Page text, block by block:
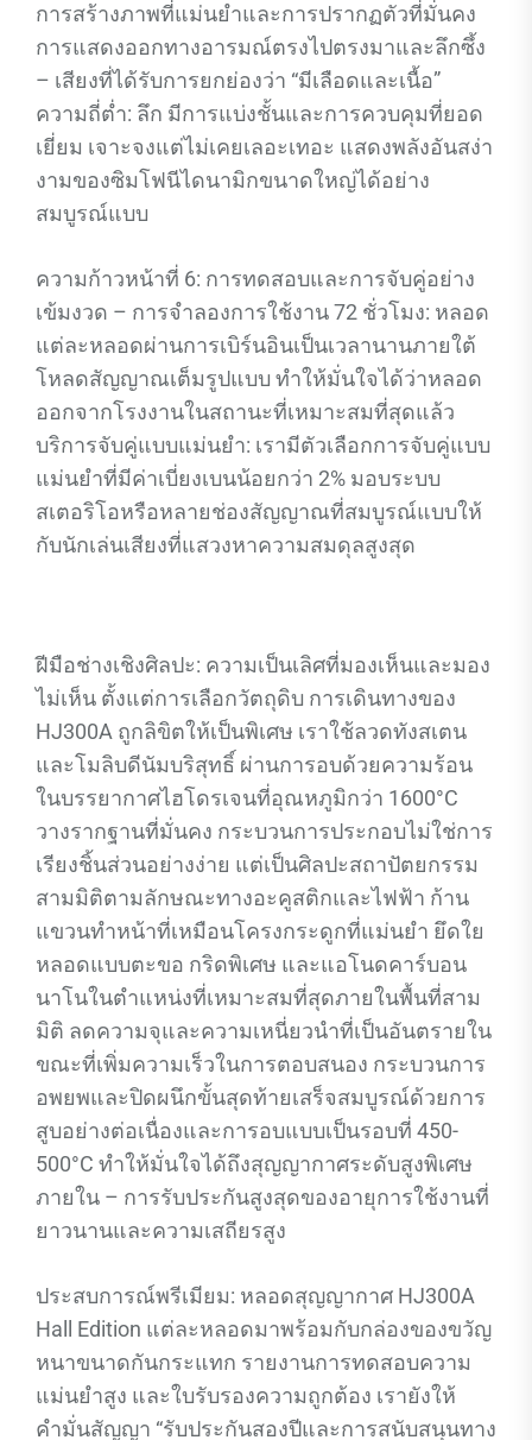
การสร้างภาพที่แม่นยำและการปรากฏตัวที่มั่นคง
การแสดงออกทางอารมณ์ตรงไปตรงมาและลึกซึ้ง
– เสียงที่ได้รับการยกย่องว่า “มีเลือดและเนื้อ”
ความถี่ต่ำ: ลึก มีการแบ่งชั้นและการควบคุมที่ยอด
เยี่ยม เจาะจงแต่ไม่เคยเลอะเทอะ แสดงพลังอันสง่า
งามของซิมโฟนีไดนามิกขนาดใหญ่ได้อย่าง
สมบูรณ์แบบ
ความก้าวหน้าที่ 6: การทดสอบและการจับคู่อย่าง
เข้มงวด – การจำลองการใช้งาน 72 ชั่วโมง: หลอด
แต่ละหลอดผ่านการเบิร์นอินเป็นเวลานานภายใต้
โหลดสัญญาณเต็มรูปแบบ ทำให้มั่นใจได้ว่าหลอด
ออกจากโรงงานในสถานะที่เหมาะสมที่สุดแล้ว
บริการจับคู่แบบแม่นยำ: เรามีตัวเลือกการจับคู่แบบ
แม่นยำที่มีค่าเบี่ยงเบนน้อยกว่า 2% มอบระบบ
สเตอริโอหรือหลายช่องสัญญาณที่สมบูรณ์แบบให้
กับนักเล่นเสียงที่แสวงหาความสมดุลสูงสุด
ฝีมือช่างเชิงศิลปะ: ความเป็นเลิศที่มองเห็นและมอง
ไม่เห็น ตั้งแต่การเลือกวัตถุดิบ การเดินทางของ
HJ300A ถูกลิขิตให้เป็นพิเศษ เราใช้ลวดทังสเตน
และโมลิบดีนัมบริสุทธิ์ ผ่านการอบด้วยความร้อน
ในบรรยากาศไฮโดรเจนที่อุณหภูมิกว่า 1600°C
วางรากฐานที่มั่นคง กระบวนการประกอบไม่ใช่การ
เรียงชิ้นส่วนอย่างง่าย แต่เป็นศิลปะสถาปัตยกรรม
สามมิติตามลักษณะทางอะคูสติกและไฟฟ้า ก้าน
แขวนทำหน้าที่เหมือนโครงกระดูกที่แม่นยำ ยึดใย
หลอดแบบตะขอ กริดพิเศษ และแอโนดคาร์บอน
นาโนในตำแหน่งที่เหมาะสมที่สุดภายในพื้นที่สาม
มิติ ลดความจุและความเหนี่ยวนำที่เป็นอันตรายใน
ขณะที่เพิ่มความเร็วในการตอบสนอง กระบวนการ
อพยพและปิดผนึกขั้นสุดท้ายเสร็จสมบูรณ์ด้วยการ
สูบอย่างต่อเนื่องและการอบแบบเป็นรอบที่ 450-
500°C ทำให้มั่นใจได้ถึงสุญญากาศระดับสูงพิเศษ
ภายใน – การรับประกันสูงสุดของอายุการใช้งานที่
ยาวนานและความเสถียรสูง
ประสบการณ์พรีเมียม: หลอดสุญญากาศ HJ300A
Hall Edition แต่ละหลอดมาพร้อมกับกล่องของขวัญ
หนาขนาดกันกระแทก รายงานการทดสอบความ
แม่นยำสูง และใบรับรองความถูกต้อง เรายังให้
คำมั่นสัญญา “รับประกันสองปีและการสนับสนุนทาง